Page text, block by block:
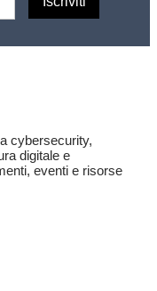
cybersecurity,
digitale e
eventi e risorse